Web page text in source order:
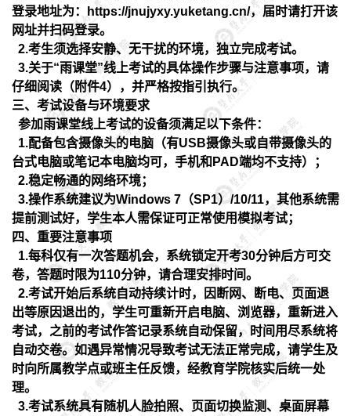
登录地址为：
https://jnujyxy.yuketang.cn/，届时请打开该
网址并扫码登录。
2.考生须选择安静、无干扰的环境，独立完成考试。
3.关于“雨课堂”线上考试的具体操作步骤与注意事项，请
仔细阅读（附件4），并严格按指引执行。
三、考试设备与环境要求
参加雨课堂线上考试的设备须满足以下条件：
1.配备包含摄像头的电脑（有USB摄像头或自带摄像头的
台式电脑或笔记本电脑均可，手机和PAD端均不支持）；
2.稳定畅通的网络环境；
3.操作系统建议为Windows 7（SP1）/10/11，其他系统需
提前测试好，学生本人需保证可正常使用模拟考试；
四、重要注意事项
1.每科仅有一次答题机会，系统锁定开考30分钟后方可交
卷，答题时限为110分钟，请合理安排时间。
2.考试开始后系统自动持续计时，因断网、断电、页面退
出等原因退出的，学生可重新开启电脑、浏览器，重新进入
考试，之前的考试作答记录系统自动保留，时间用尽系统将
自动交卷。如遇异常情况导致考试无法正常完成，请学生及
时向所属教学点或班主任反馈，经教育学院核实后统一处
理。
3.考试系统具有随机人脸拍照、页面切换监测、桌面屏幕